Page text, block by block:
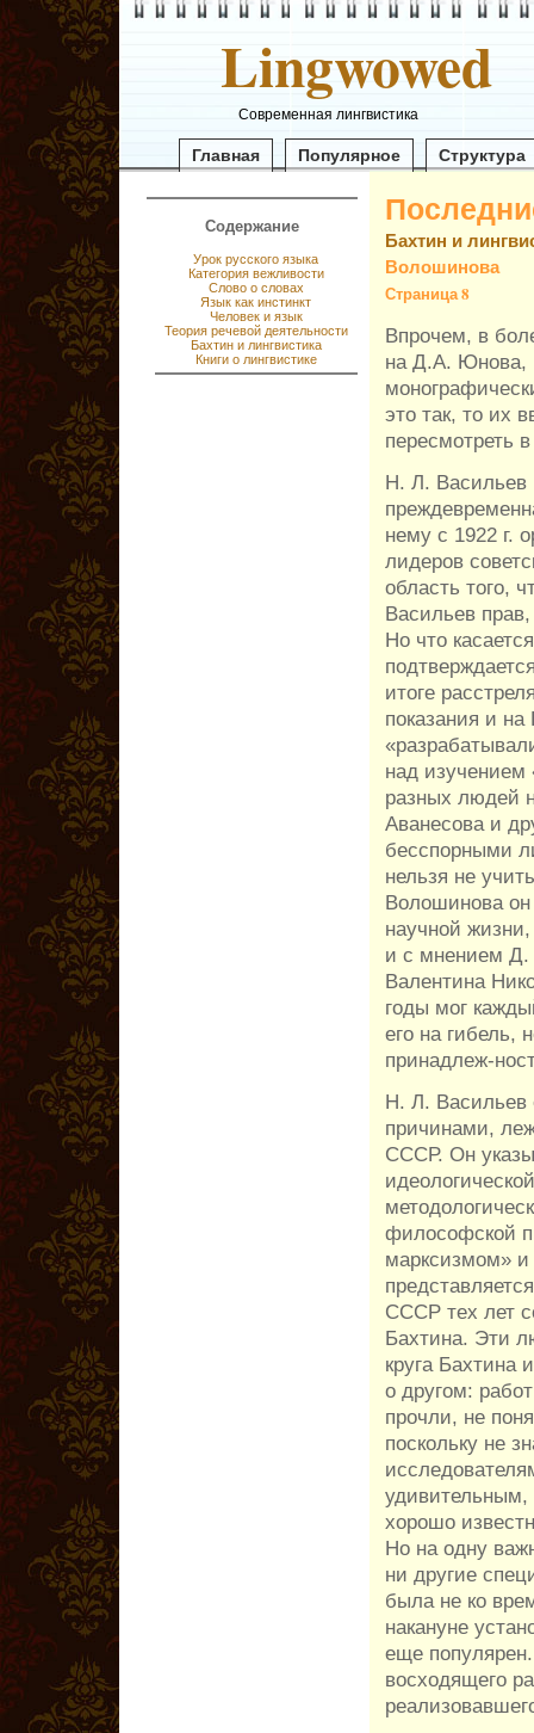
Lingwowed
Современная лингвистика
Главная Популярное Структура
Содержание
Урок русского языка
Категория вежливости
Слово о словах
Язык как инстинкт
Человек и язык
Теория речевой деятельности
Бахтин и лингвистика
Книги о лингвистике
Бахтин и
Волошинова
Страница 8
Впрочем, в
на Д.А. Юнова,
это так, то их
пересмотреть
Н. Л.
нему с 1922 г.
лидеров
область того,
Васильев
Но что
итоге
показания и
над изучением
разных людей
Аванесова и
бесспорными
нельзя не
Волошинова он
научной
и с мнением Д.
Валентина
годы мог
его на гибель,
принадлеж-
Н. Л. Васильев
причинами,
СССР. Он
философской
марксизмом» и
СССР тех лет
Бахтина. Эти
круга Бахтина
о другом:
прочли, не
поскольку не
удивительным,
хорошо
Но на одну
ни другие
была не ко
накануне
еще
восходящего